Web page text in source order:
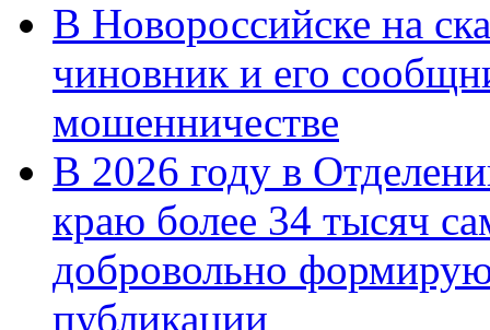
В Новороссийске на
чиновник и его
мошенничестве
В 2026 году в
краю более 34 тысяч
добровольно
публикации